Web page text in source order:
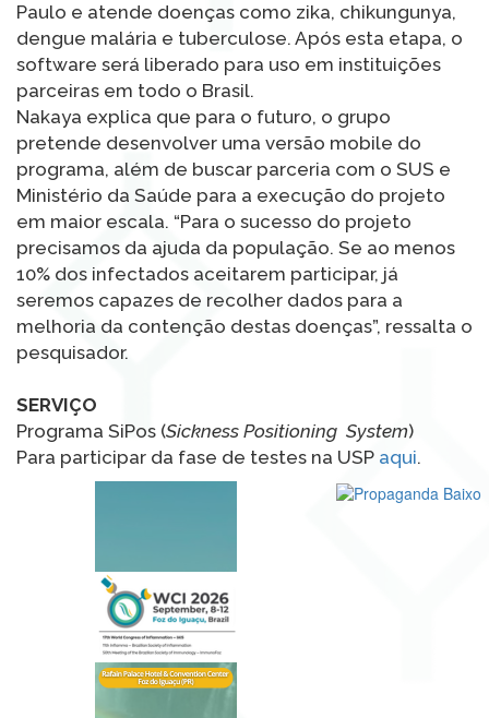
Paulo e atende doenças como zika, chikungunya,
dengue malária e tuberculose. Após esta etapa, o
software será liberado para uso em instituições
parceiras em todo o Brasil.
Nakaya explica que para o futuro, o grupo
pretende desenvolver uma versão mobile do
programa, além de buscar parceria com o SUS e
Ministério da Saúde para a execução do projeto
em maior escala. “Para o sucesso do projeto
precisamos da ajuda da população. Se ao menos
10% dos infectados aceitarem participar, já
seremos capazes de recolher dados para a
melhoria da contenção destas doenças”, ressalta o
pesquisador.
SERVIÇO
Programa SiPos (Sickness Positioning System)
Para participar da fase de testes na USP aqui.